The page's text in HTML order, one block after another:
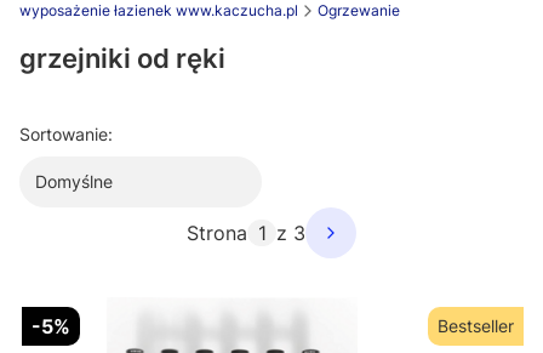
wyposażenie łazienek www.kaczucha.pl Ogrzewanie
grzejniki od ręki
Sortowanie:
Domyślne
Strona z 3
-5% Bestseller